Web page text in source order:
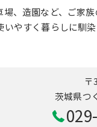
、造園など、ご家
やすく暮らしに馴
〒
茨城県つ